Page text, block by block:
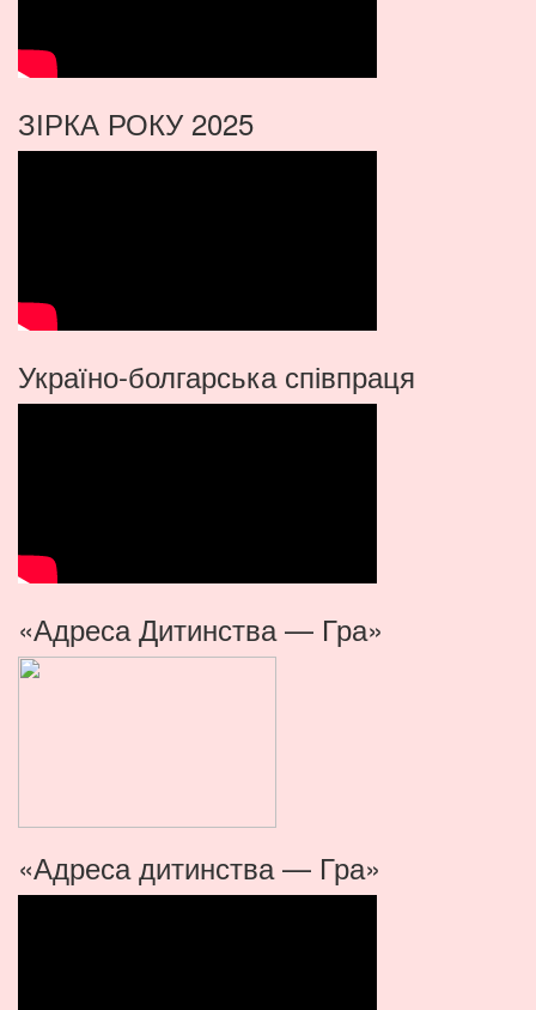
ЗІРКА РОКУ 2025
Україно-болгарська співпраця
«Адреса Дитинства — Гра»
«Адреса дитинства — Гра»